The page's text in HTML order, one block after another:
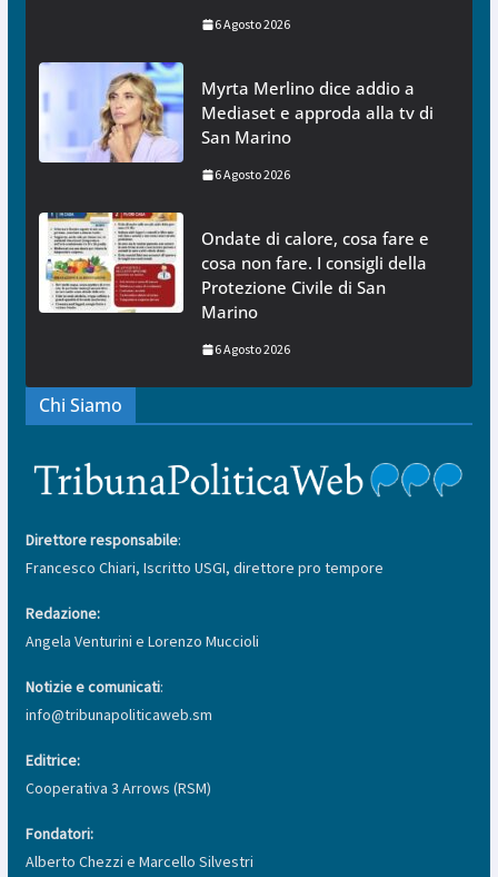
6 Agosto 2026
Myrta Merlino dice addio a
Mediaset e approda alla tv di
San Marino
6 Agosto 2026
Ondate di calore, cosa fare e
cosa non fare. I consigli della
Protezione Civile di San
Marino
6 Agosto 2026
Chi Siamo
Direttore responsabile:
Francesco Chiari, Iscritto USGI, direttore pro tempore
Redazione:
Angela Venturini e Lorenzo Muccioli
Notizie e comunicati:
info@tribunapoliticaweb.sm
Editrice:
Cooperativa 3 Arrows (RSM)
Fondatori:
Alberto Chezzi e Marcello Silvestri